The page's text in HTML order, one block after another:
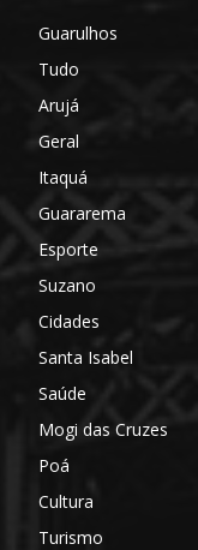
Guarulhos
Tudo
Arujá
Geral
Itaquá
Guararema
Esporte
Suzano
Cidades
Santa Isabel
Saúde
Mogi das Cruzes
Poá
Cultura
Turismo